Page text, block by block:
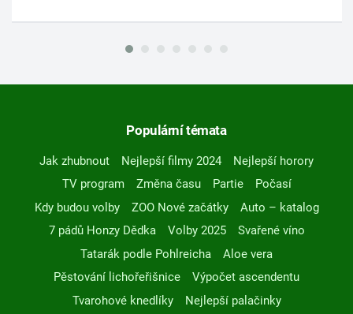
Populární témata
Jak zhubnout Nejlepší filmy 2024
Nejlepší horory
TV program
Změna času Partie
Počasí
Kdy budou volby
ZOO Nové začátky
Auto – katalog
7 pádů Honzy Dědka
Volby 2025
Svařené víno
Tatarák podle Pohlreicha
Aloe vera
Pěstování lichořeřišnice
Výpočet ascendentu
Tvarohové knedlíky
Nejlepší palačinky